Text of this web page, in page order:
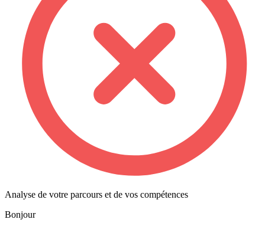
Analyse de votre parcours et de vos compétences
Bonjour